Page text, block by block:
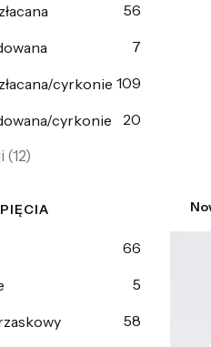
56
7
cyrkonie 109
cyrkonie
20
66
5
58